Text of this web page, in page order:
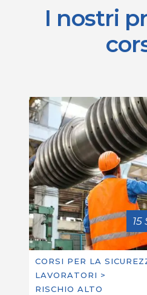
I nostri
CORSI PER LA
LAVORATORI >
RISCHIO ALTO